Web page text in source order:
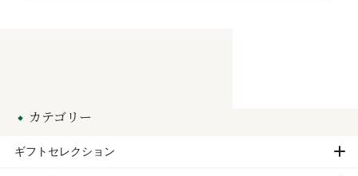
カテゴリー
ギフトセレクション